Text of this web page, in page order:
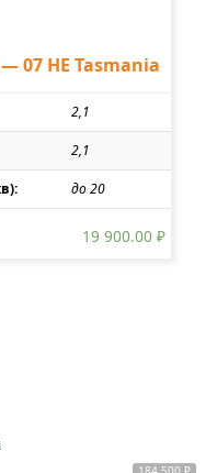
07 HE Tasmania
2,1
2,1
до 20
19 900.00 ₽